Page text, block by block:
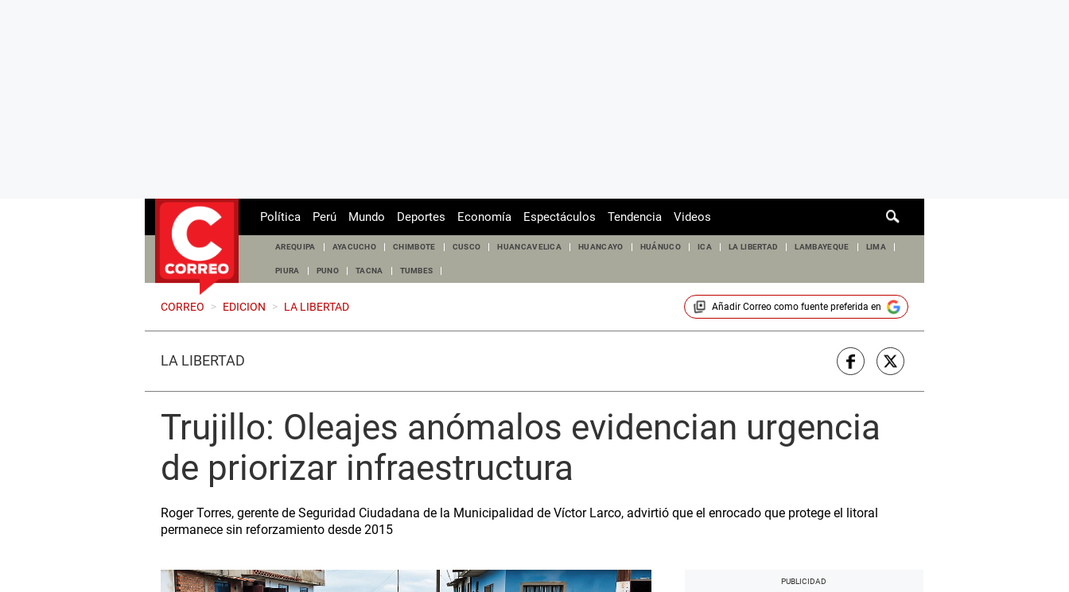
de
Política Perú Mundo Deportes Economía Espectáculos Tendencia Videos
AREQUIPA AYACUCHO CHIMBOTE CUSCO HUANCAVELICA HUANCAYO HUÁNUCO ICA LA LIBERTAD LAMBAYEQUE LIMA
PIURA PUNO TACNA TUMBES
CORREO > EDICION > LA LIBERTAD Añadir Correocomo fuente preferida en
LA LIBERTAD
Trujillo: Oleajes anómalos evidencian urgencia
de priorizar infraestructura
Roger Torres, gerente de Seguridad Ciudadana de la Municipalidad de Víctor Larco, advirtió que el enrocado que protege el litoral
permanece sin reforzamiento desde 2015